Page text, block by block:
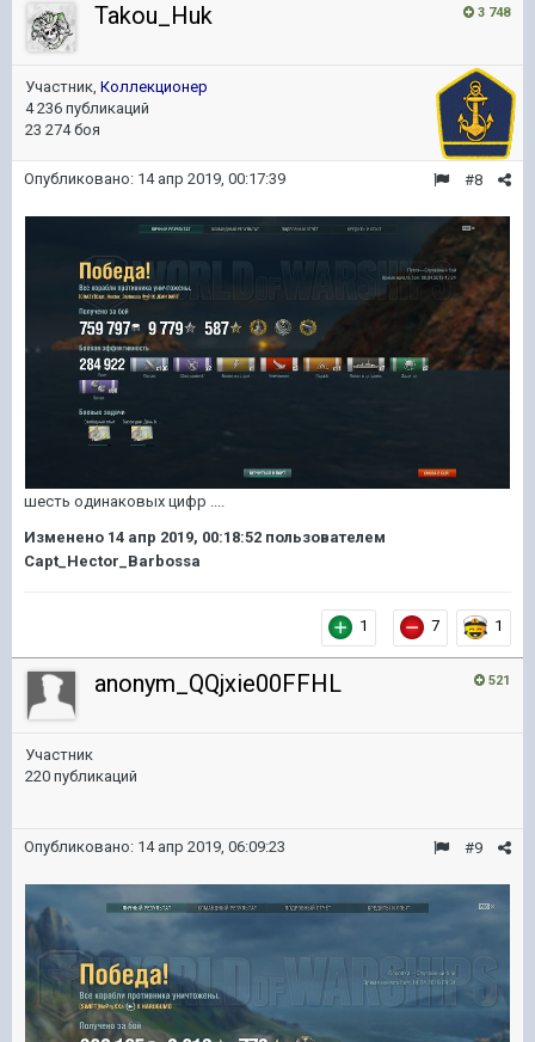
3 748
Takou_Huk
Участник, Коллекционер
4 236 публикаций
23 274 боя
#8
Опубликовано: 14 апр 2019, 00:17:39
шесть одинаковых цифр ....
Изменено 14 апр 2019, 00:18:52 пользователем
Capt_Hector_Barbossa
1 7 1
521
anonym_QQjxie00FFHL
Участник
220 публикаций
#9
Опубликовано: 14 апр 2019, 06:09:23